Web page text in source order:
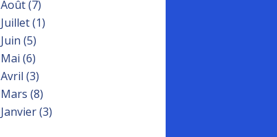
Août(7)
Juillet(1)
Juin (5)
Mai (6)
Avril (3)
Mars (8)
Janvier(3)